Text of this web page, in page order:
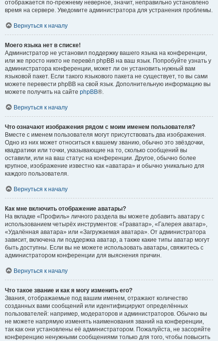
отображается по-прежнему неверное, значит, неправильно установлено
время на сервере. Уведомите администратора для устранения проблемы.
Вернуться к началу
Моего языка нет в списке!
Администратор не установил поддержку вашего языка на конференции,
или же просто никто не перевёл phpBB на ваш язык. Попробуйте узнать у
администратора конференции, может ли он установить нужный вам
языковой пакет. Если такого языкового пакета не существует, то вы сами
можете перевести phpBB на свой язык. Дополнительную информацию вы
можете получить на сайте phpBB®.
Вернуться к началу
Что означают изображения рядом с моим именем пользователя?
Вместе с именем пользователя могут присутствовать два изображения.
Одно из них может относиться к вашему званию, обычно это звёздочки,
квадратики или точки, указывающие на то, сколько сообщений вы
оставили, или на ваш статус на конференции. Другое, обычно более
крупное, изображение известно как «аватара» и обычно уникально для
каждого пользователя.
Вернуться к началу
Как мне включить отображение аватары?
На вкладке «Профиль» личного раздела вы можете добавить аватару с
использованием четырёх инструментов: «Граватар», «Галерея аватар»,
«Удалённая аватара» или «Загружаемая аватара». От администратора
зависит, включена ли поддержка аватар, а также какие типы аватар могут
быть доступны. Если вы не можете использовать аватары, свяжитесь с
администратором конференции для выяснения причин.
Вернуться к началу
Что такое звание и как я могу изменить его?
Звания, отображаемые под вашим именем, отражают количество
созданных вами сообщений или идентифицируют определённых
пользователей: например, модераторов и администраторов. Обычно вы
не можете напрямую изменять наименования званий на конференции,
так как они установлены её администратором. Пожалуйста, не засоряйте
конференцию ненужными сообщениями только для того, чтобы повысить